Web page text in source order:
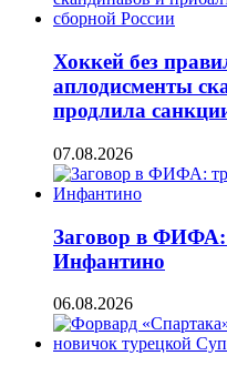
Хоккей без
аплодисменты
продлила
07.08.2026
Заговор в ФИФА:
Инфантино
06.08.2026